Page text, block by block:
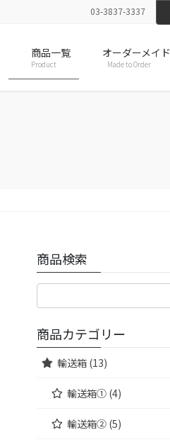
03-3837-3337
商品一覧
Product
オーダーメイド
Made to Order
商品検索
商品カテゴリー
輸送箱 (13)
輸送箱① (4)
輸送箱② (5)